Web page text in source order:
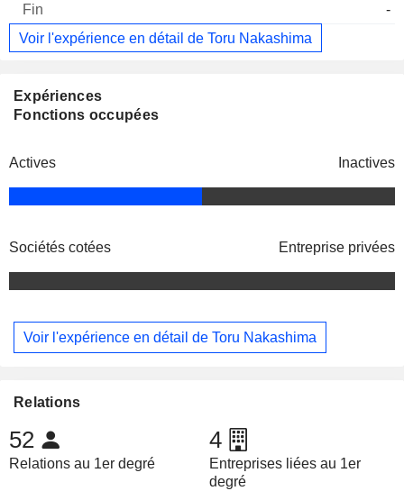
-
Voir l'expérience en détail de Toru Nakashima
Expériences
Fonctions occupées
Actives Inactives
Sociétés cotées Entreprise privées
Voir l'expérience en détail de Toru Nakashima
Relations
52
Relations au 1er degré
4
Entreprises liées au 1er
degré